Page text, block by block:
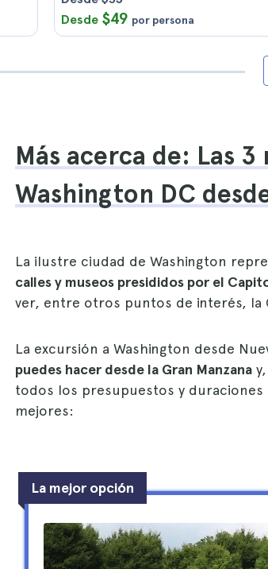
Desde $49 por persona
Más acerca de: Las
Washington DC
La ilustre ciudad de Washington
calles y museos presididos por el
ver, entre otros puntos de interés, la
La excursión a Washington desde
puedes hacer desde la Gran Manzana
todos los presupuestos y duraciones
mejores:
La mejor opción